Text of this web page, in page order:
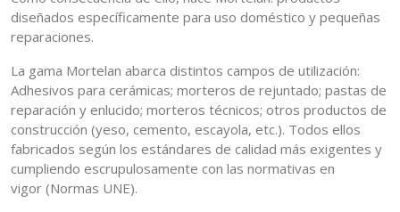
diseñados específicamente para uso doméstico y pequeñas
reparaciones.
La gama Mortelan abarca distintos campos de utilización:
Adhesivos para cerámicas; morteros de rejuntado; pastas de
reparación y enlucido; morteros técnicos; otros productos de
construcción (yeso, cemento, escayola, etc.). Todos ellos
fabricados según los estándares de calidad más exigentes y
cumpliendo escrupulosamente con las normativas en
vigor (Normas UNE).